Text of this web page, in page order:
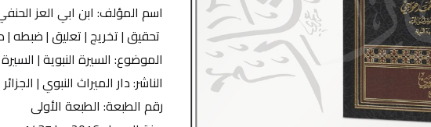
اسم المؤلف: ابن ابي العز الحنفي
تحقيق | تخريج | تعليق |
الموضوع: السيرة النبوية |
الناشر: دار الميراث النبوي |
رقم الطبعة: الطبعة الأولى